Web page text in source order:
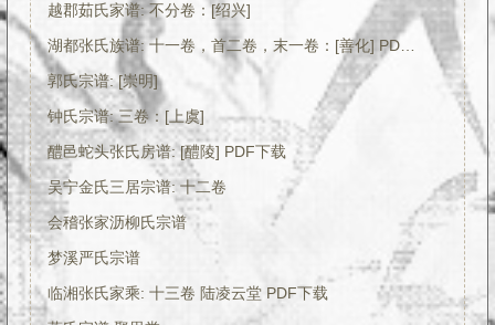
越郡茹氏家谱: 不分卷：[绍兴]
湖都张氏族谱: 十一卷，首二卷，末一卷：[善化] PDF电子版下载
郭氏宗谱: [崇明]
钟氏宗谱: 三卷：[上虞]
醴邑蛇头张氏房谱: [醴陵] PDF下载
吴宁金氏三居宗谱: 十二卷
会稽张家沥柳氏宗谱
梦溪严氏宗谱
临湘张氏家乘: 十三卷 陆凌云堂 PDF下载